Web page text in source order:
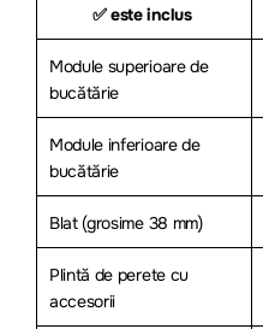
✅ este inclus
Module superioare de
bucătărie
Module inferioare de
bucătărie
Blat (grosime 38 mm)
Plintă de perete cu
accesorii